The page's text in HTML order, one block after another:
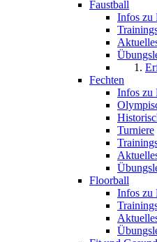
Faustball
Infos zu
Fechten
Infos zu
Turniere
Floorball
Infos zu